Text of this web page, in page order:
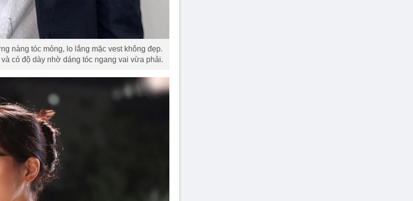
nàng tóc mỏng, lo lắng mặc vest không đẹp.
có độ dày nhờ dáng tóc ngang vai vừa phải.